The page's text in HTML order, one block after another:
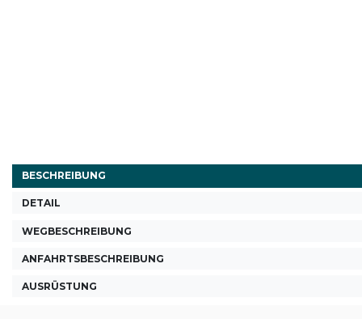
BESCHREIBUNG
DETAIL
WEGBESCHREIBUNG
ANFAHRTSBESCHREIBUNG
AUSRÜSTUNG